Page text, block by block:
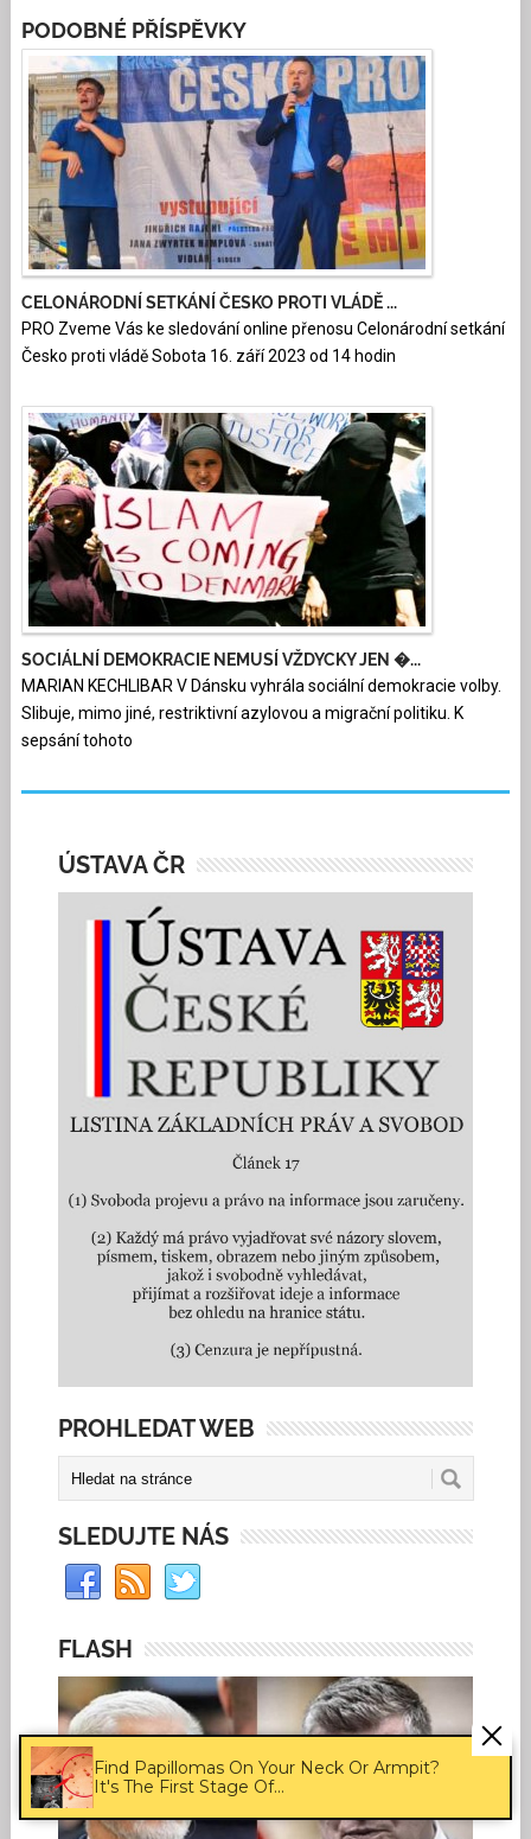
PODOBNÉ PŘÍSPĚVKY
CELONÁRODNÍ SETKÁNÍ ČESKO PROTI VLÁDĚ ...
PRO Zveme Vás ke sledování online přenosu Celonárodní setkání
Česko proti vládě Sobota 16. září 2023 od 14 hodin
SOCIÁLNÍ DEMOKRACIE NEMUSÍ VŽDYCKY JEN �...
MARIAN KECHLIBAR V Dánsku vyhrála sociální demokracie volby.
Slibuje, mimo jiné, restriktivní azylovou a migrační politiku. K
sepsání tohoto
Find Papillomas On Your Neck Or Armpit?
It's The First Stage Of...
ÚSTAVA ČR
PROHLEDAT WEB
SLEDUJTE NÁS
FLASH